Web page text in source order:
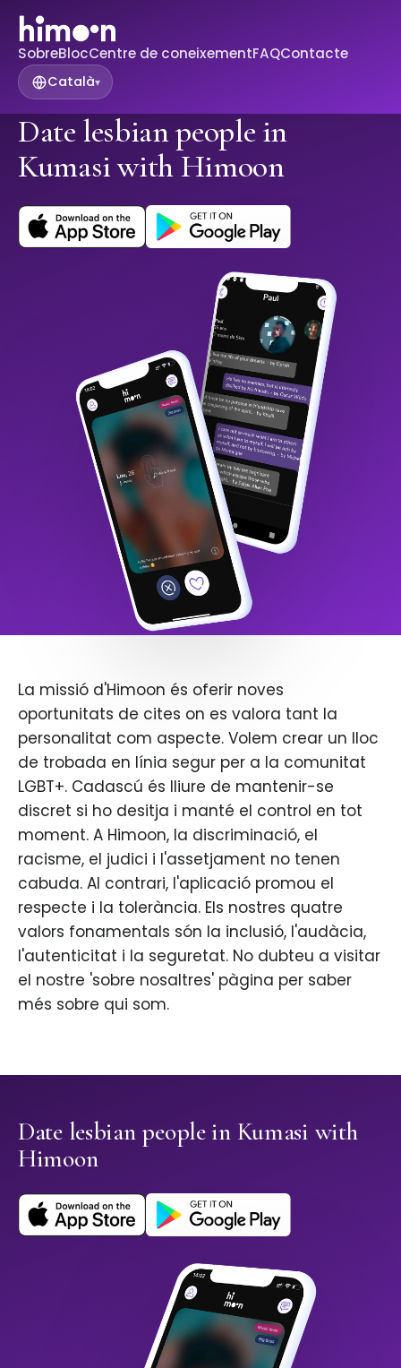
SobreBlocCentre de coneixementFAQContacte
Català▾
Date lesbian people in
Kumasi with Himoon
La missió d'Himoon és oferir noves
oportunitats de cites on es valora tant la
personalitat com aspecte. Volem crear un lloc
de trobada en línia segur per a la comunitat
LGBT+. Cadascú és lliure de mantenir-se
discret si ho desitja i manté el control en tot
moment. A Himoon, la discriminació, el
racisme, el judici i l'assetjament no tenen
cabuda. Al contrari, l'aplicació promou el
respecte i la tolerància. Els nostres quatre
valors fonamentals són la inclusió, l'audàcia,
l'autenticitat i la seguretat. No dubteu a visitar
el nostre 'sobre nosaltres' pàgina per saber
més sobre qui som.
Date lesbian people in Kumasi with
Himoon